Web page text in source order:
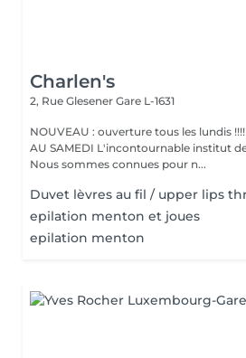
Charlen's
2, Rue Glesener Gare L-1631
NOUVEAU : ouverture tous les lundis
AU SAMEDI L'incontournable institut de beauté à Luxembourg.
Nous sommes connues pour n...
Duvet lèvres au fil / upper lips
epilation menton et joues
epilation menton